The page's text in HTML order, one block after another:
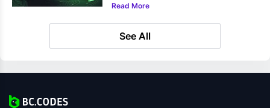
Read More
See All